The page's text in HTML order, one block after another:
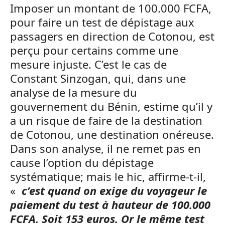
Imposer un montant de 100.000 FCFA,
pour faire un test de dépistage aux
passagers en direction de Cotonou, est
perçu pour certains comme une
mesure injuste. C’est le cas de
Constant Sinzogan, qui, dans une
analyse de la mesure du
gouvernement du Bénin, estime qu’il y
a un risque de faire de la destination
de Cotonou, une destination onéreuse.
Dans son analyse, il ne remet pas en
cause l’option du dépistage
systématique; mais le hic, affirme-t-il,
« c’est quand on exige du voyageur le
paiement du test à hauteur de 100.000
FCFA. Soit 153 euros. Or le même test